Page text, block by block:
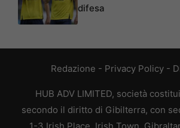
difesa
Redazione - Privacy Policy-
HUB ADV LIMITED, società
secondo il diritto di Gibilterra, con